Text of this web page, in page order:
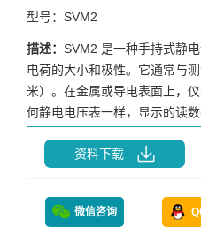
型号：SVM2
描述： SVM2 是一种手持式静
电荷的大小和极性。它通常与
米）。在金属或导电表面上，
何静电电压表一样，显示的读数
资料下载
微信咨询